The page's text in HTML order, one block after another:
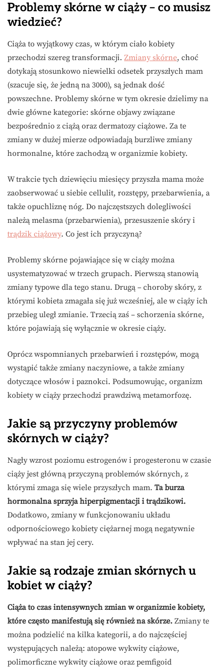
Problemy skórne w ciąży – co musisz
wiedzieć?
Ciąża to wyjątkowy czas, w którym ciało kobiety
przechodzi szereg transformacji. Zmiany skórne, choć
dotykają stosunkowo niewielki odsetek przyszłych mam
(szacuje się, że jedną na 3000), są jednak dość
powszechne. Problemy skórne w tym okresie dzielimy na
dwie główne kategorie: skórne objawy związane
bezpośrednio z ciążą oraz dermatozy ciążowe. Za te
zmiany w dużej mierze odpowiadają burzliwe zmiany
hormonalne, które zachodzą w organizmie kobiety.
W trakcie tych dziewięciu miesięcy przyszła mama może
zaobserwować u siebie cellulit, rozstępy, przebarwienia, a
także opuchliznę nóg. Do najczęstszych dolegliwości
należą melasma (przebarwienia), przesuszenie skóry i
trądzik ciążowy. Co jest ich przyczyną?
Problemy skórne pojawiające się w ciąży można
usystematyzować w trzech grupach. Pierwszą stanowią
zmiany typowe dla tego stanu. Drugą – choroby skóry, z
którymi kobieta zmagała się już wcześniej, ale w ciąży ich
przebieg uległ zmianie. Trzecią zaś – schorzenia skórne,
które pojawiają się wyłącznie w okresie ciąży.
Oprócz wspomnianych przebarwień i rozstępów, mogą
wystąpić także zmiany naczyniowe, a także zmiany
dotyczące włosów i paznokci. Podsumowując, organizm
kobiety w ciąży przechodzi prawdziwą metamorfozę.
Jakie są przyczyny problemów
skórnych w ciąży?
Nagły wzrost poziomu estrogenów i progesteronu w czasie
ciąży jest główną przyczyną problemów skórnych, z
którymi zmaga się wiele przyszłych mam. Ta burza
hormonalna sprzyja hiperpigmentacji i trądzikowi.
Dodatkowo, zmiany w funkcjonowaniu układu
odpornościowego kobiety ciężarnej mogą negatywnie
wpływać na stan jej cery.
Jakie są rodzaje zmian skórnych u
kobiet w ciąży?
Ciąża to czas intensywnych zmian w organizmie kobiety,
które często manifestują się również na skórze. Zmiany te
można podzielić na kilka kategorii, a do najczęściej
występujących należą: atopowe wykwity ciążowe,
polimorficzne wykwity ciążowe oraz pemfigoid